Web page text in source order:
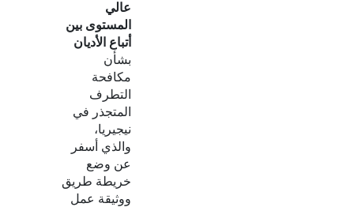
عالي
المستوى بين
أتباع الأديان
بشأن
مكافحة
التطرف
المتجذر في
نيجيريا،
والذي أسفر
عن وضع
خريطة طريق
ووثيقة عمل